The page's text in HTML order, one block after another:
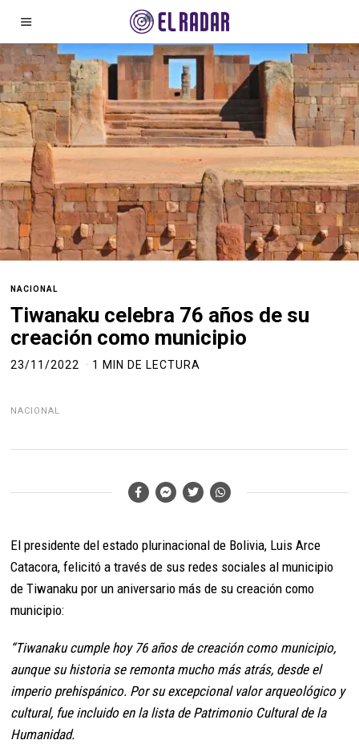
NACIONAL
Tiwanaku celebra 76 años de su
creación como municipio
23/11/2022 1 MIN DE LECTURA
NACIONAL
El presidente del estado plurinacional de Bolivia, Luis Arce
Catacora, felicitó a través de sus redes sociales al municipio
de Tiwanaku por un aniversario más de su creación como
municipio:
“Tiwanaku cumple hoy 76 años de creación como municipio,
aunque su historia se remonta mucho más atrás, desde el
imperio prehispánico. Por su excepcional valor arqueológico y
cultural, fue incluido en la lista de Patrimonio Cultural de la
Humanidad.